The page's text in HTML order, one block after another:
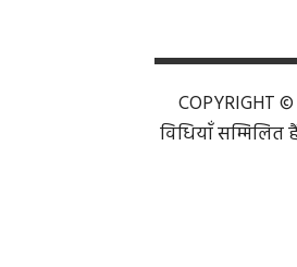
COPYRIGHT
विधियाँ सम्मिलित